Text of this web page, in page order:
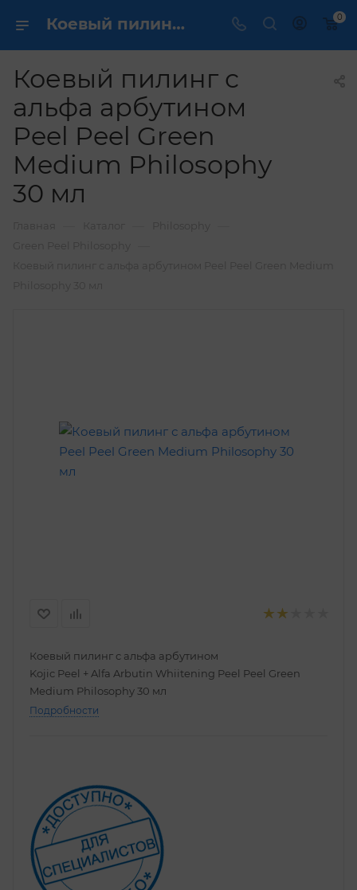
Коевый пилинг с альфа арбутином Peel Peel Green Medium Philosophy 30 мл купить по выгодной цене в интернет магазине 0
Коевый пилинг с
альфа арбутином
Peel Peel Green
Medium Philosophy
30 мл
Коевый пилинг с альфа арбутином
Kojic Peel + Alfa Arbutin Whiitening Peel Peel Green
Medium Philosophy 30 мл
Подробности